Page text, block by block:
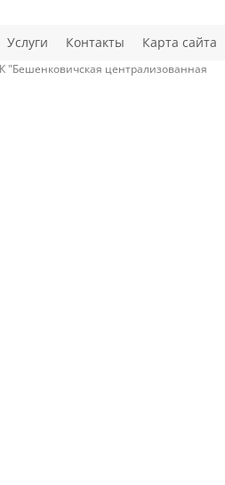
Услуги Контакты Карта сайта
"Бешенковичская централизованная